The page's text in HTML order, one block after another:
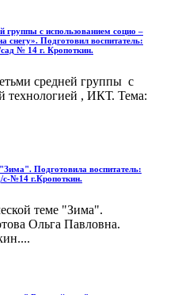
группы с использованием социо –
Подготовил воспитатель:
№ 14 г. Кропоткин.
средней группы с
технологией , ИКТ. Тема:
Подготовила воспитатель:
№14 г.Кропоткин.
теме "Зима".
Ольга Павловна.